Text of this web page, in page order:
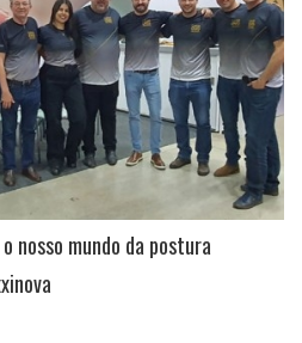
nosso mundo da postura